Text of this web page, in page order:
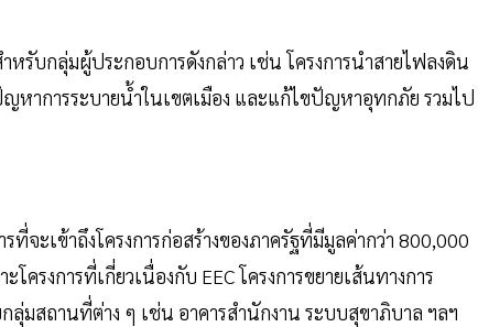
บกลุ่มผู้ประกอบการดังกล่าว เช่น โครงการนำสายไฟลงดิน
หาการระบายน้ำในเขตเมือง และแก้ไขปัญหาอุทกภัย รวมไป
จะเข้าถึงโครงการก่อสร้างของภาครัฐที่มีมูลค่ากว่า 800,000
รงการที่เกี่ยวเนื่องกับ EEC โครงการขยายเส้นทางการ
มสถานที่ต่าง ๆ เช่น อาคารสำนักงาน ระบบสุขาภิบาล ฯลฯ